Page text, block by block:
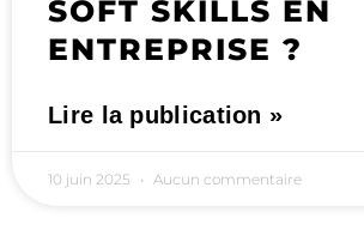
SOFT SKILLS EN
ENTREPRISE ?
Lire la publication »
10 juin 2025 Aucun commentaire